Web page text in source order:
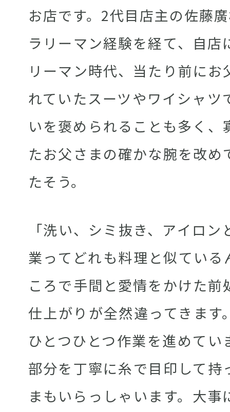
お店です。2代目店主の佐藤
ラリーマン経験を経て、自店
リーマン時代、当たり前に
れていたスーツやワイシャツ
いを褒められることも多く、
たお父さまの確かな腕を改め
たそう。
「洗い、シミ抜き、アイロ
業ってどれも料理と似ている
ころで手間と愛情をかけた
仕上がりが全然違ってきます
ひとつひとつ作業を進めてい
部分を丁寧に糸で目印して持
まもいらっしゃいます。大